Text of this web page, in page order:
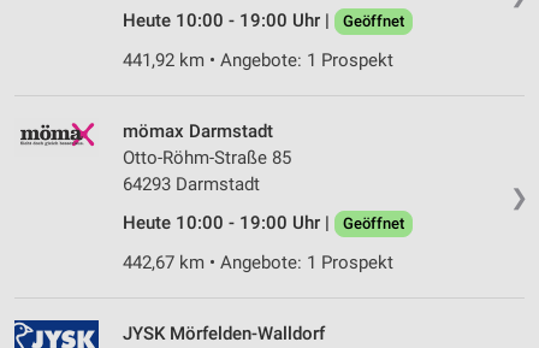
Heute 10:00 - 19:00 Uhr | Geöffnet
441,92 km • Angebote: 1 Prospekt
❯
mömax Darmstadt
Otto-Röhm-Straße 85
64293 Darmstadt
Heute 10:00 - 19:00 Uhr |
Geöffnet
442,67 km • Angebote: 1 Prospekt
JYSK Mörfelden-Walldorf